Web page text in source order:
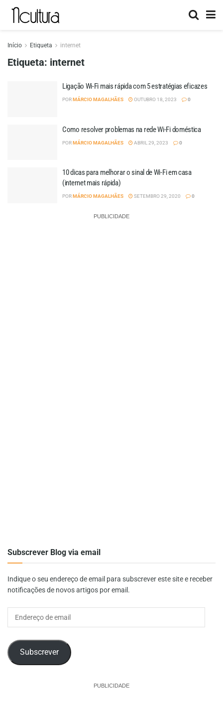
Início Etiqueta internet
Etiqueta: internet
Ligação Wi-Fi mais rápida com 5 estratégias eficazes
PORMÁRCIO MAGALHÃES OUTUBRO 18, 2023 0
Como resolver problemas na rede Wi-Fi doméstica
PORMÁRCIO MAGALHÃES ABRIL 29, 2023 0
10 dicas para melhorar o sinal de Wi-Fi em casa
(internet mais rápida)
PORMÁRCIO MAGALHÃES SETEMBRO 29, 2020 0
PUBLICIDADE
Subscrever Blog via email
Indique o seu endereço de email para subscrever este site e receber
notificações de novos artigos por email.
Subscrever
PUBLICIDADE